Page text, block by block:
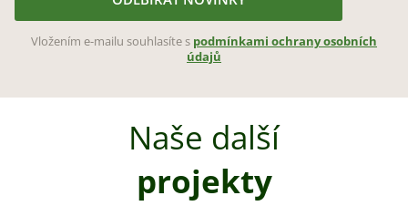
Vložením e-mailu souhlasíte s podmínkami ochrany osobních
údajů
Naše další
projekty